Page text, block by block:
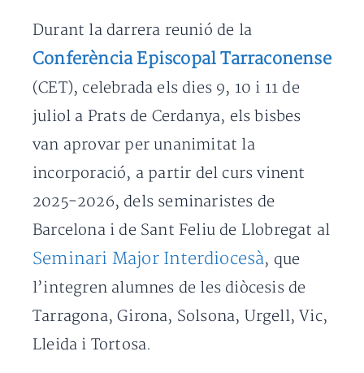
Durant la darrera reunió de la
Conferència Episcopal Tarraconense
(CET), celebrada els dies 9, 10 i 11 de
juliol a Prats de Cerdanya, els bisbes
van aprovar per unanimitat la
incorporació, a partir del curs vinent
2025-2026, dels seminaristes de
Barcelona i de Sant Feliu de Llobregat al
Seminari Major Interdiocesà, que
l’integren alumnes de les diòcesis de
Tarragona, Girona, Solsona, Urgell, Vic,
Lleida i Tortosa.